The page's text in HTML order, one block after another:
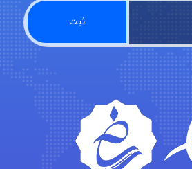
A.balandeh
fatima
Jafar Tym